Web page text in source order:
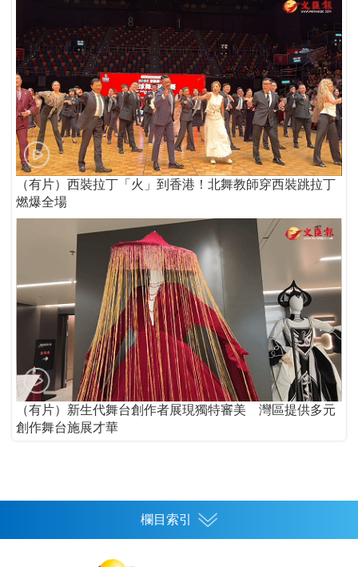
（有片）西裝拉丁「火」到香港！北舞教師穿西裝跳拉丁
燃爆全場
（有片）新生代舞台創作者展現獨特審美 灣區提供多元
創作舞台施展才華
欄目索引